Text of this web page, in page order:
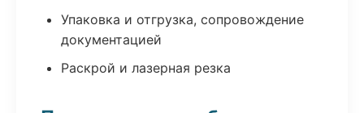
Упаковка и отгрузка, сопровождение
документацией
Раскрой и лазерная резка